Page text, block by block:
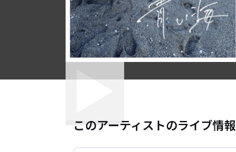
このアーティストのライブ情報